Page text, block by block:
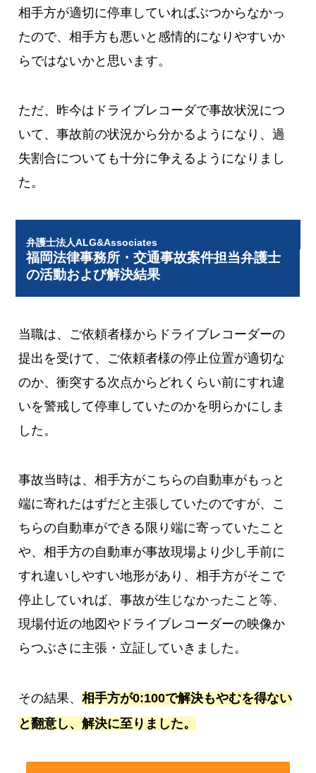
相手方が適切に停車していればぶつからなかっ
たので、相手方も悪いと感情的になりやすいか
らではないかと思います。
ただ、昨今はドライブレコーダで事故状況につ
いて、事故前の状況から分かるようになり、過
失割合についても十分に争えるようになりまし
た。
弁護士法人ALG&Associates
福岡法律事務所・交通事故案件担当弁護士
の活動および解決結果
当職は、ご依頼者様からドライブレコーダーの
提出を受けて、ご依頼者様の停止位置が適切な
のか、衝突する次点からどれくらい前にすれ違
いを警戒して停車していたのかを明らかにしま
した。
事故当時は、相手方がこちらの自動車がもっと
端に寄れたはずだと主張していたのですが、こ
ちらの自動車ができる限り端に寄っていたこと
や、相手方の自動車が事故現場より少し手前に
すれ違いしやすい地形があり、相手方がそこで
停止していれば、事故が生じなかったこと等、
現場付近の地図やドライブレコーダーの映像か
らつぶさに主張・立証していきました。
その結果、相手方が0:100で解決もやむを得ない
と翻意し、解決に至りました。